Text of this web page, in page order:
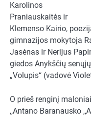
Karolinos
Praniauskaitės ir
Klemenso Kairio,
gimnazijos mokytoja
Jasėnas ir Nerijus
giedos Anykščių
„Volupis“ (vadovė
O prieš renginį
,,Antano Baranausko